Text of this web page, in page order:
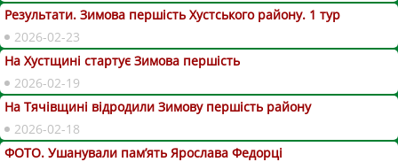
Результати. Зимова першість Хустського району. 1 тур
2026-02-23
На Хустщині стартує Зимова першість
2026-02-19
На Тячівщині відродили Зимову першість району
2026-02-18
ФОТО. Ушанували пам’ять Ярослава Федорці